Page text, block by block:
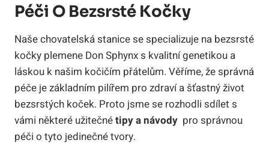
Péči O⁢ Bezsrsté Kočky
Naše chovatelská stanice se⁤ specializuje na bezsrsté
kočky plemene Don Sphynx s kvalitní genetikou ⁣a
láskou k našim kočičím přátelům. Věříme, že správná
péče je ​základním pilířem pro ⁤zdraví a šťastný‌ život
‍bezsrstých ‍koček. Proto jsme se ‍rozhodli sdílet s
vámi některé užitečnétipy a návody ⁣ pro správnou
péči o tyto jedinečné tvory.